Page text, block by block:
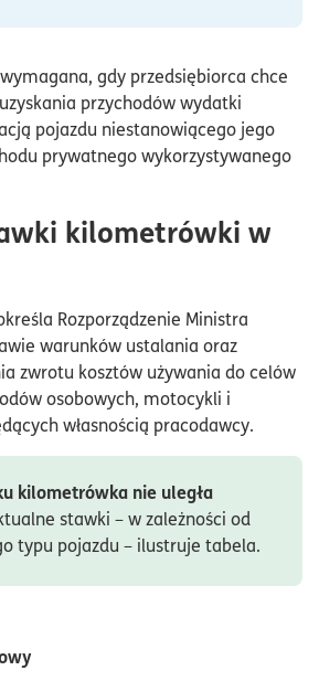
gdy przedsiębiorca chce
przychodów wydatki
pojazdu niestanowiącego jego
prywatnego wykorzystywanego
kilometrówki w
Rozporządzenie Ministra
warunków ustalania oraz
zwrotu kosztów używania do celów
osobowych, motocykli i
własnością pracodawcy.
kilometrówka nie uległa
stawki – w zależności od
typu pojazdu – ilustruje tabela.